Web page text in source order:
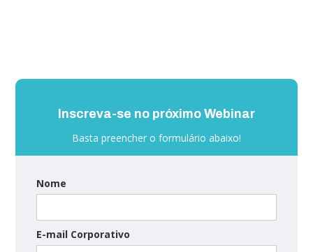
Inscreva-se no próximo Webinar
Basta preencher o formulário abaixo!
Nome
E-mail Corporativo